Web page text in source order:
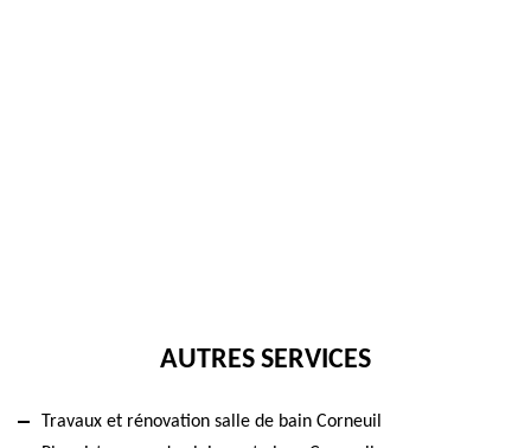
AUTRES SERVICES
Travaux et rénovation salle de bain Corneuil